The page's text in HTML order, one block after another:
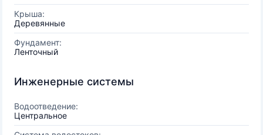
Крыша:
Деревянные
Фундамент:
Ленточный
Инженерные системы
Водоотведение:
Центральное